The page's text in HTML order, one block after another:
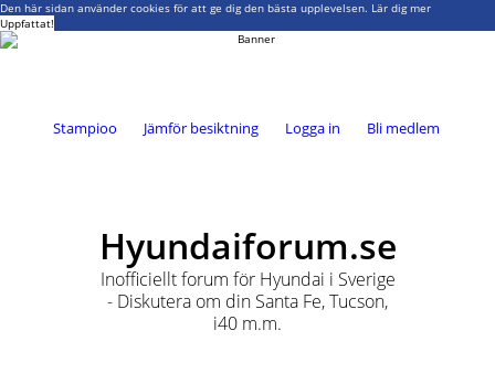
Den här sidan använder cookies för att ge dig den bästa upplevelsen. Lär dig mer
Uppfattat!
Stampioo Jämför besiktning Logga in Bli medlem
Hyundaiforum.se
Inofficiellt forum för Hyundai i Sverige
- Diskutera om din Santa Fe, Tucson,
i40 m.m.